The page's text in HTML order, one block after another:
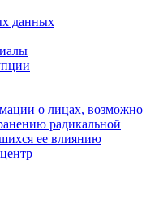
данных
о лицах, возможно
радикальной
ее влиянию